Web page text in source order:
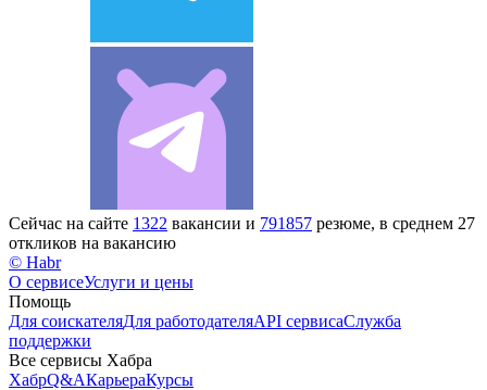
Сейчас на сайте 1322 вакансии и 791857 резюме, в среднем 27
откликов на вакансию
© Habr
О сервисеУслуги и цены
Помощь
Для соискателяДля работодателяAPI сервисаСлужба
поддержки
Все сервисы Хабра
ХабрQ&AКарьераКурсы